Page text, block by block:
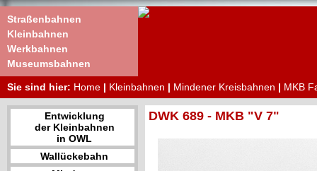
Straßenbahnen
Kleinbahnen
Werkbahnen
Museumsbahnen
Sie sind hier: Home | Kleinbahnen | Mindener Kreisbahnen | MKB
Entwicklung
der Kleinbahnen
in OWL
Wallückebahn
DWK 689 - MKB "V 7"